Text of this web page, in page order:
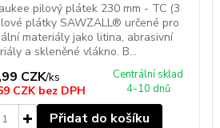
pilový plátek 230 mm - TC (3
plátky SAWZALL® určené pro
materiály jako litina, abrasivní
a skleněné vlákno. B...
CZK/ks
CZK bez DPH
Centrální sklad
4-10 dnů
Přidat do košíku